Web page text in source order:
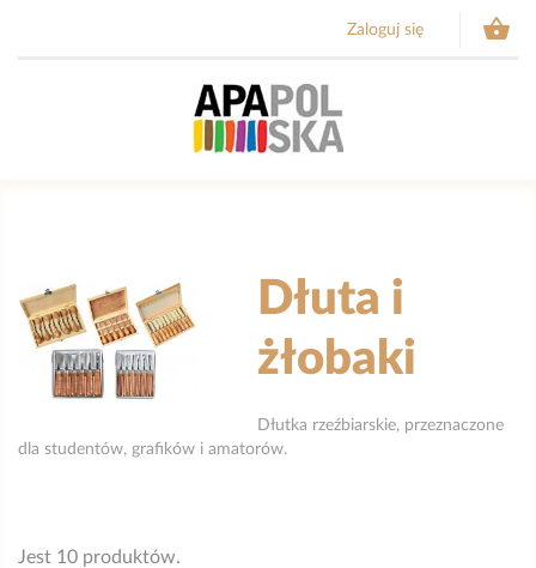
Zaloguj się 
Dłuta i
żłobaki
Dłutka rzeźbiarskie, przeznaczone
dla studentów, grafików i amatorów.
Jest 10 produktów.